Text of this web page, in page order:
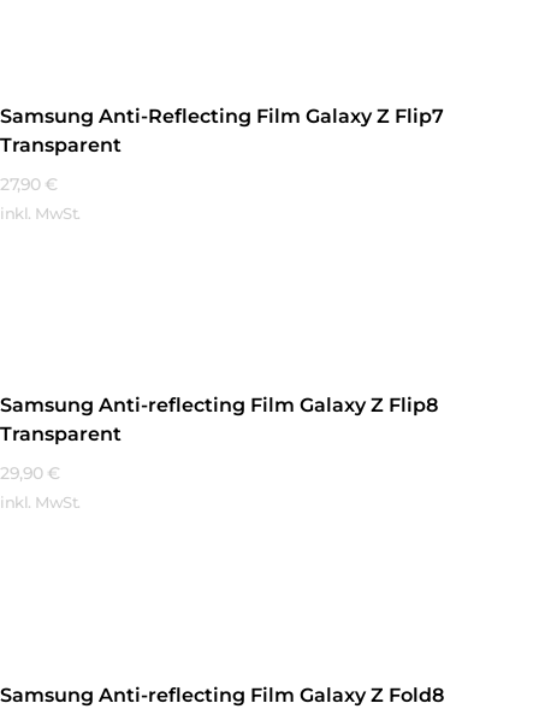
Samsung Anti-Reflecting Film Galaxy Z Flip7
Transparent
27,90 €
inkl. MwSt.
Samsung Anti-reflecting Film Galaxy Z Flip8
Transparent
29,90 €
inkl. MwSt.
Samsung Anti-reflecting Film Galaxy Z Fold8